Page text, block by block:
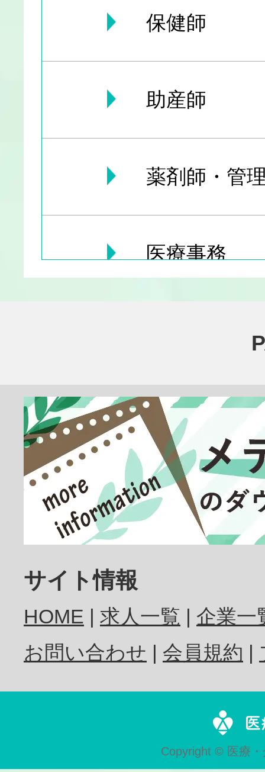
保健師
助産師
薬剤師・管
医療事務
臨床検査技
放射線技師
歯科衛生士
歯科技工士
サイト情報
HOME 求人一覧
企業一
お問い合わせ
会員規約
Copyright © 医療